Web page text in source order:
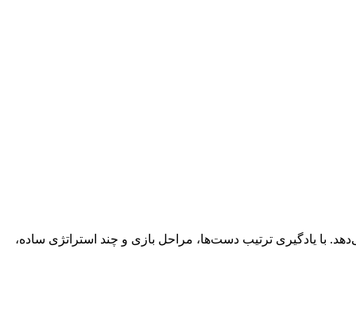
با یادگیری ترتیب دست‌ها، مراحل بازی و چند استراتژی ساده،